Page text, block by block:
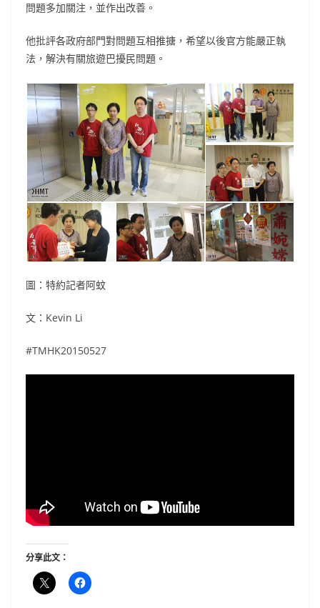
問題多加關注，並作出改善。
他批評各政府部門對問題互相推搪，希望以後官方能嚴正執
法，解決有關旅遊巴擾民問題。
圖：特約記者阿蚊
文：Kevin Li
#TMHK20150527
分享此文：